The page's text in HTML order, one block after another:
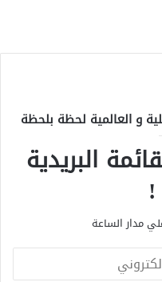
و العالمية لحظة بلحظة
البريدية
!